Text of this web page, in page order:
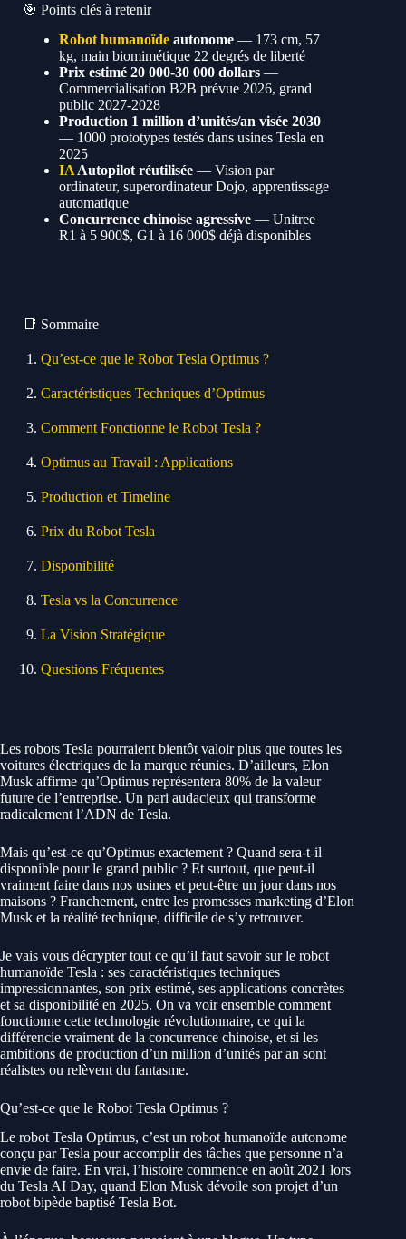
🎯 Points clés à retenir
Robot humanoïde autonome — 173 cm, 57
kg, main biomimétique 22 degrés de liberté
Prix estimé 20 000-30 000 dollars —
Commercialisation B2B prévue 2026, grand
public 2027-2028
Production 1 million d’unités/an visée 2030
— 1000 prototypes testés dans usines Tesla en
2025
IA Autopilot réutilisée — Vision par
ordinateur, superordinateur Dojo, apprentissage
automatique
Concurrence chinoise agressive — Unitree
R1 à 5 900$, G1 à 16 000$ déjà disponibles
📑 Sommaire
Qu’est-ce que le Robot Tesla Optimus ?
Caractéristiques Techniques d’Optimus
Comment Fonctionne le Robot Tesla ?
Optimus au Travail : Applications
Production et Timeline
Prix du Robot Tesla
Disponibilité
Tesla vs la Concurrence
La Vision Stratégique
Questions Fréquentes
Les robots Tesla pourraient bientôt valoir plus que toutes les
voitures électriques de la marque réunies. D’ailleurs, Elon
Musk affirme qu’Optimus représentera 80% de la valeur
future de l’entreprise. Un pari audacieux qui transforme
radicalement l’ADN de Tesla.
Mais qu’est-ce qu’Optimus exactement ? Quand sera-t-il
disponible pour le grand public ? Et surtout, que peut-il
vraiment faire dans nos usines et peut-être un jour dans nos
maisons ? Franchement, entre les promesses marketing d’Elon
Musk et la réalité technique, difficile de s’y retrouver.
Je vais vous décrypter tout ce qu’il faut savoir sur le robot
humanoïde Tesla : ses caractéristiques techniques
impressionnantes, son prix estimé, ses applications concrètes
et sa disponibilité en 2025. On va voir ensemble comment
fonctionne cette technologie révolutionnaire, ce qui la
différencie vraiment de la concurrence chinoise, et si les
ambitions de production d’un million d’unités par an sont
réalistes ou relèvent du fantasme.
Qu’est-ce que le Robot Tesla Optimus ?
Le robot Tesla Optimus, c’est un robot humanoïde autonome
conçu par Tesla pour accomplir des tâches que personne n’a
envie de faire. En vrai, l’histoire commence en août 2021 lors
du Tesla AI Day, quand Elon Musk dévoile son projet d’un
robot bipède baptisé Tesla Bot.